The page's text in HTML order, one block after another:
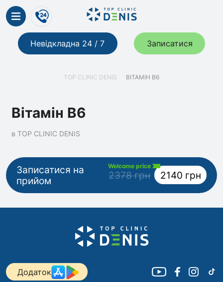
Невідкладна 24 / 7 Записатися
TOP CLINIC DENIS ВІТАМІН В6
Вітамін В6
в TOP CLINIC DENIS
Записатися на
прийом
Welcome price
2378 грн 2140 грн
Додаток